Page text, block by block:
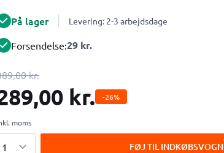
På lager Levering: 2-3 arbejdsdage
Forsendelse:29 kr.
kr.
kr. -26%
moms
FØJ TIL INDKØBSVOGN